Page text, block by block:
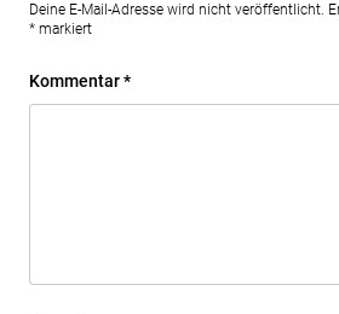
Deine E-Mail-Adresse wird nicht veröffentlicht.
* markiert
Kommentar*